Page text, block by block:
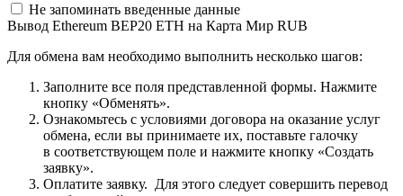
Не запоминать введенные данные
Вывод Ethereum BEP20 ETH на Карта Мир RUB
Для обмена вам необходимо выполнить несколько шагов:
Заполните все поля представленной формы. Нажмите
кнопку «Обменять».
Ознакомьтесь с условиями договора на оказание услуг
обмена, если вы принимаете их, поставьте галочку
в соответствующем поле и нажмите кнопку «Создать
заявку».
Оплатите заявку. Для этого следует совершить перевод